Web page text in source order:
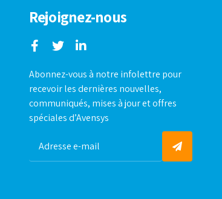
Rejoignez-nous
Abonnez-vous à notre infolettre pour
recevoir les dernières nouvelles,
communiqués, mises à jour et offres
spéciales d’Avensys